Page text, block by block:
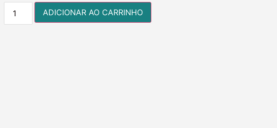
ADICIONAR AO CARRINHO